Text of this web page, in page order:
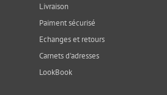
Livraison
Paiment sécurisé
Echanges et retours
Carnets d'adresses
LookBook